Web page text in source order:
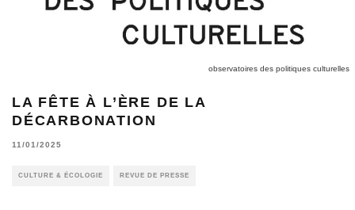
observatoires des politiques culturelles
LA FÊTE À L’ÈRE DE LA
DÉCARBONATION
11/01/2025
CULTURE & ÉCOLOGIE REVUE DE PRESSE